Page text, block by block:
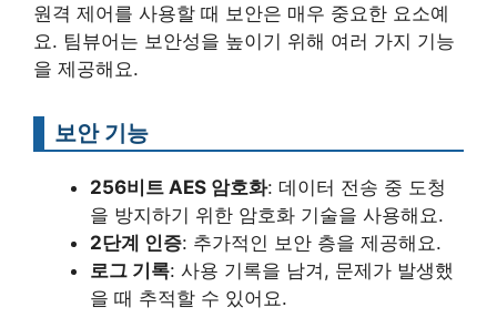
원격 제어를 사용할 때 보안은 매우 중요한 요소예
요. 팀뷰어는 보안성을 높이기 위해 여러 가지 기능
을 제공해요.
보안 기능
256비트 AES 암호화: 데이터 전송 중 도청
을 방지하기 위한 암호화 기술을 사용해요.
2단계 인증: 추가적인 보안 층을 제공해요.
로그 기록: 사용 기록을 남겨, 문제가 발생했
을 때 추적할 수 있어요.